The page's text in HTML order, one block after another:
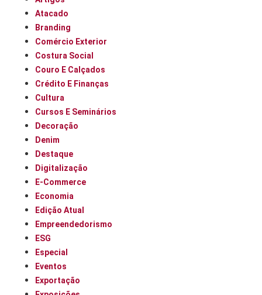
Atacado
Branding
Comércio Exterior
Costura Social
Couro E Calçados
Crédito E Finanças
Cultura
Cursos E Seminários
Decoração
Denim
Destaque
Digitalização
E-Commerce
Economia
Edição Atual
Empreendedorismo
ESG
Especial
Eventos
Exportação